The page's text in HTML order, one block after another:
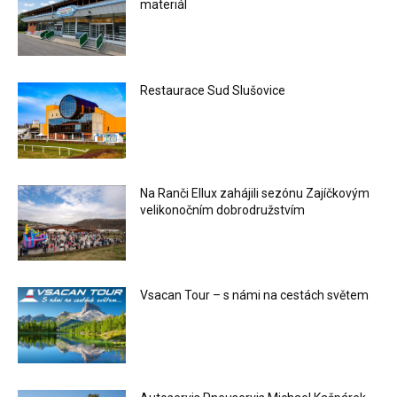
materiál
Restaurace Sud Slušovice
Na Ranči Ellux zahájili sezónu Zajíčkovým
velikonočním dobrodružstvím
Vsacan Tour – s námi na cestách světem